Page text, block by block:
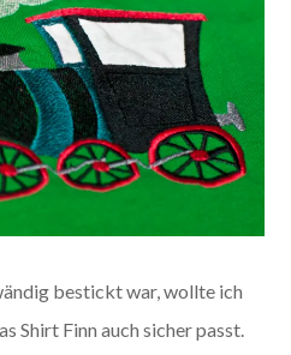
bestickt war, wollte ich
Shirt Finn auch sicher passt.